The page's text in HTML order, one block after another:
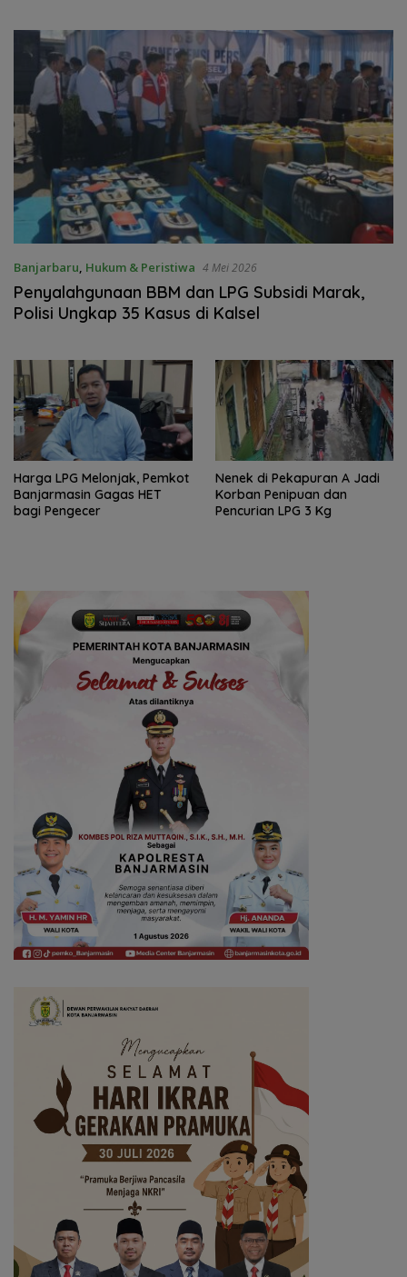
Banjarbaru, Hukum & Peristiwa 4 Mei 2026
Penyalahgunaan BBM dan LPG Subsidi Marak,
Polisi Ungkap 35 Kasus di Kalsel
Harga LPG Melonjak, Pemkot
Banjarmasin Gagas HET
bagi Pengecer
Nenek di Pekapuran A Jadi
Korban Penipuan dan
Pencurian LPG 3 Kg